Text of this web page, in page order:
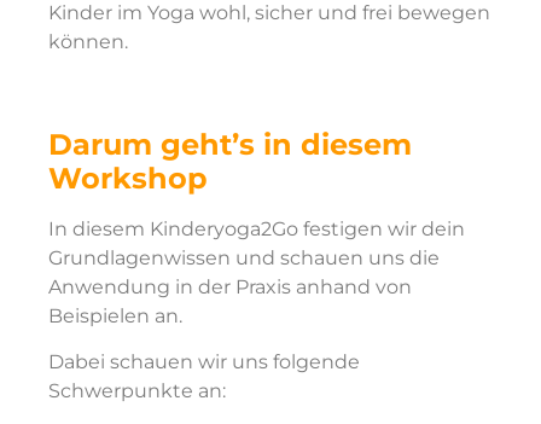
Kinder im Yoga wohl, sicher und frei bewegen
können.
Darum geht’s in diesem
Workshop
In diesem Kinderyoga2Go festigen wir dein
Grundlagenwissen und schauen uns die
Anwendung in der Praxis anhand von
Beispielen an.
Dabei schauen wir uns folgende
Schwerpunkte an: